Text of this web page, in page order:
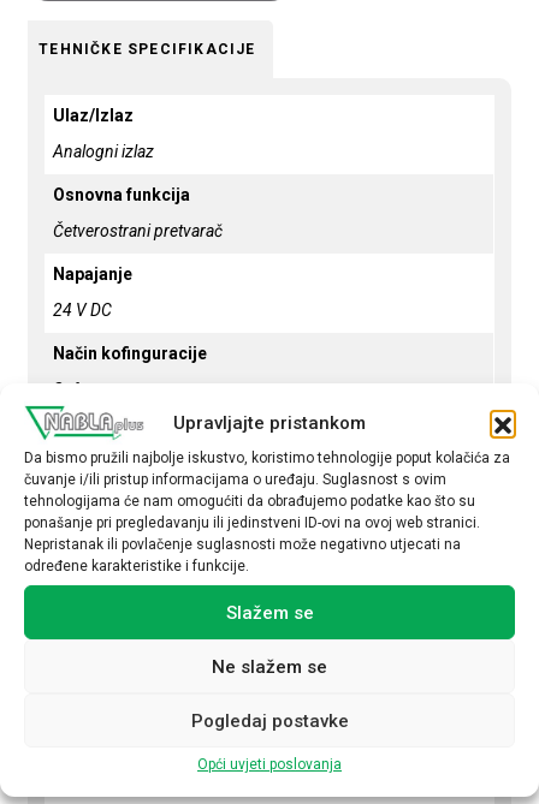
Upravljajte pristankom
Da bismo pružili najbolje iskustvo, koristimo tehnologije poput kolačića za
čuvanje i/ili pristup informacijama o uređaju. Suglasnost s ovim
tehnologijama će nam omogućiti da obrađujemo podatke kao što su
ponašanje pri pregledavanju ili jedinstveni ID-ovi na ovoj web stranici.
Nepristanak ili povlačenje suglasnosti može negativno utjecati na
određene karakteristike i funkcije.
Slažem se
Ne slažem se
Pogledaj postavke
Opći uvjeti poslovanja
TEHNIČKE SPECIFIKACIJE
Ulaz/Izlaz
Analogni izlaz
Osnovna funkcija
Četverostrani pretvarač
Napajanje
24 V DC
Način kofinguracije
Softweare
Način spajanja
Push in
Ulazni napon
0-12 V
Ulazna struja